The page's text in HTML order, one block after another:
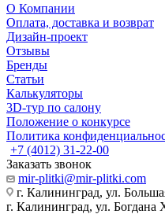
О Компании
Оплата, доставка и возврат
Дизайн-проект
Отзывы
Бренды
Статьи
Калькуляторы
3D-тур по салону
Положение о конкурсе
Политика
+7 (4012) 31-22-00
Заказать звонок
mir-plitki@mir-plitki.com
г. Калининград, ул.
г. Калининград, ул. Богдана